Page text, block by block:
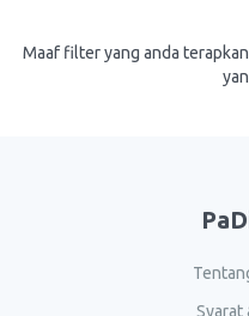
Maaf filter yang anda
Syarat